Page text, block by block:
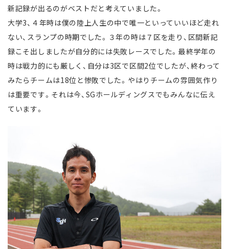
新記録が出るのがベストだと考えていました。
大学3、４年時は僕の陸上人生の中で唯一といっていいほど走れ
ない、スランプの時期でした。３年の時は７区を走り、区間新記
録こそ出しましたが自分的には失敗レースでした。最終学年の
時は戦力的にも厳しく、自分は3区で区間2位でしたが、終わって
みたらチームは18位と惨敗でした。やはりチームの雰囲気作り
は重要です。それは今、SGホールディングスでもみんなに伝え
ています。